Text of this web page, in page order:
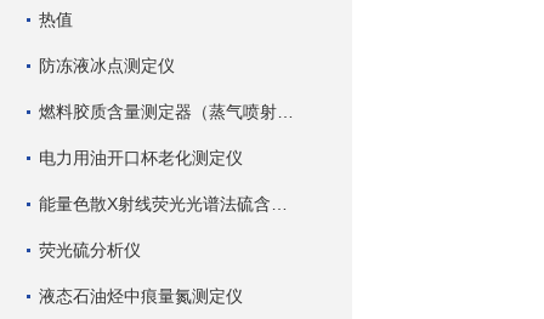
热值
防冻液冰点测定仪
电力用油开口杯老化测定仪
荧光硫分析仪
液态石油烃中痕量氮测定仪